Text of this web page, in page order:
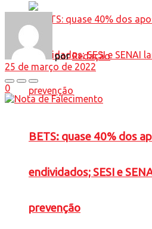
BETS: quase 40% dos
endividados; SESI e
prevenção
por Redação
25 de março de 2022
0